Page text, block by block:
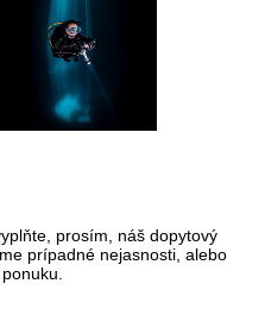
prosím, náš dopytový
prípadné nejasnosti, alebo